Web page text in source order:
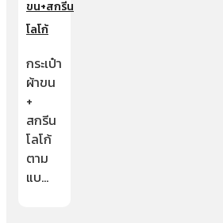
ขน+สกรีน
โลโก้
กระเป๋า
ผ้าขน
+
สกรีน
โลโก้
ตาม
แบ…